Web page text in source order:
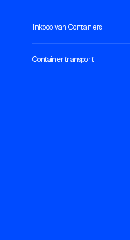
Inkoop van Containers
Container transport